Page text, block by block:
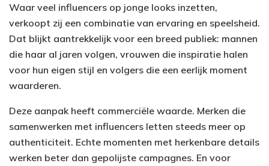
Waar veel influencers op jonge looks inzetten,
verkoopt zij een combinatie van ervaring en speelsheid.
Dat blijkt aantrekkelijk voor een breed publiek: mannen
die haar al jaren volgen, vrouwen die inspiratie halen
voor hun eigen stijl en volgers die een eerlijk moment
waarderen.
Deze aanpak heeft commerciële waarde. Merken die
samenwerken met influencers letten steeds meer op
authenticiteit. Echte momenten met herkenbare details
werken beter dan gepolijste campagnes. En voor